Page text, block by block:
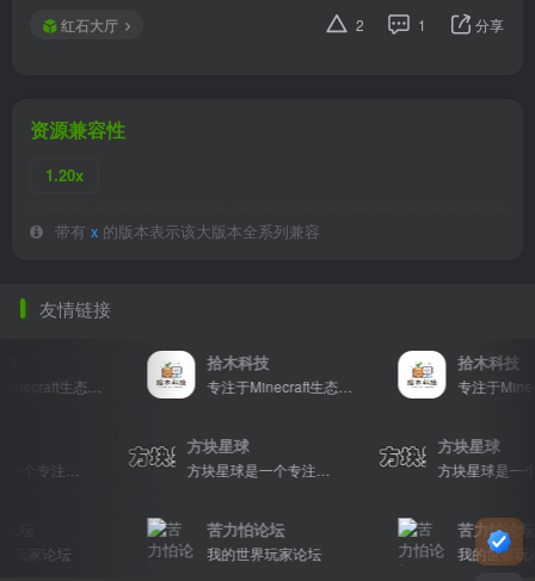
红石大厅 2 1 分享
资源兼容性
1.20x
带有 x 的版本表示该大版本全系列兼容
友情链接
专注于Minecraft生态建设
拾木科技
专注于Minecraft生态建设
拾木科技
方块星球是一个专注于我的世界的中文论坛，提供丰富的资源分享、玩家交流和创意展示，包括地图、皮肤、数据包等内容，打造Minecraft玩家的专属社区乐园！
方块星球
方块星球是一个专注于我的世界的中文论坛，提供丰富的资源分享、玩家交流和创意展示，包括地图、皮肤、数据包等内容，打造Minecraft玩家的专属社区乐园！
方块星球
玩家论坛
苦力怕论坛
我的世界玩家论坛
苦力怕论坛
我的世界玩